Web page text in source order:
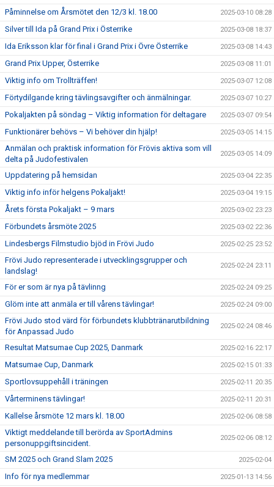
Påminnelse om Årsmötet den 12/3 kl. 18.00 2025-03-10 08:28
Silver till Ida på Grand Prix i Österrike 2025-03-08 18:37
Ida Eriksson klar för final i Grand Prix i Övre Österrike 2025-03-08 14:43
Grand Prix Upper, Österrike 2025-03-08 11:01
Viktig info om Trollträffen! 2025-03-07 12:08
Förtydilgande kring tävlingsavgifter och änmälningar. 2025-03-07 10:27
Pokaljakten på söndag – Viktig information för deltagare 2025-03-07 09:54
Funktionärer behövs – Vi behöver din hjälp! 2025-03-05 14:15
Anmälan och praktisk information för Frövis aktiva som vill
delta på Judofestivalen
2025-03-05 14:09
Uppdatering på hemsidan 2025-03-04 22:35
Viktig info inför helgens Pokaljakt! 2025-03-04 19:15
Årets första Pokaljakt – 9 mars 2025-03-02 23:23
Förbundets årsmöte 2025 2025-03-02 22:36
Lindesbergs Filmstudio bjöd in Frövi Judo 2025-02-25 23:52
Frövi Judo representerade i utvecklingsgrupper och
landslag!
2025-02-24 23:11
För er som är nya på tävlinng 2025-02-24 09:25
Glöm inte att anmäla er till vårens tävlingar! 2025-02-24 09:00
Frövi Judo stod värd för förbundets klubbtränarutbildning
för Anpassad Judo
2025-02-24 08:46
Resultat Matsumae Cup 2025, Danmark 2025-02-16 22:17
Matsumae Cup, Danmark 2025-02-15 01:33
Sportlovsuppehåll i träningen 2025-02-11 20:35
Vårterminens tävlingar! 2025-02-11 20:31
Kallelse årsmöte 12 mars kl. 18.00 2025-02-06 08:58
Viktigt meddelande till berörda av SportAdmins
personuppgiftsincident.
2025-02-06 08:12
SM 2025 och Grand Slam 2025 2025-02-04
Info för nya medlemmar 2025-01-13 14:56